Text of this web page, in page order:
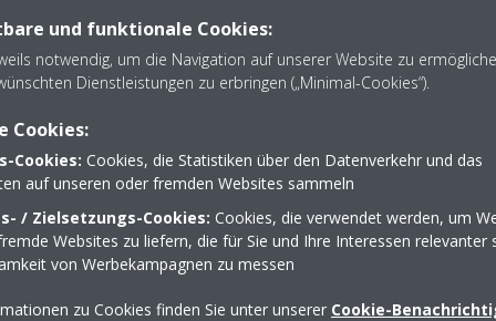
flyer_ECPDE-DE21-741_German
users commercial_Product flyer_ECPDE-DE21-
701_German
und funktionale Cookies:
notwendig, um die Navigation auf unserer Website zu
Dienstleistungen zu erbringen („Minimal-Cookies“).
Cookies:
Cookies: Cookies, die Statistiken über den Datenverkehr und das
auf unseren oder fremden Websites sammeln
/ Zielsetzungs-Cookies: Cookies, die verwendet werden, um
Websites zu liefern, die für Sie und Ihre Interessen relevanter
von Werbekampagnen zu messen
zu Cookies finden Sie unter unserer Cookie-